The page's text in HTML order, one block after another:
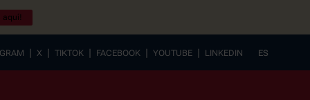
aquí!
| X | TIKTOK | FACEBOOK | YOUTUBE | LINKEDIN
ES